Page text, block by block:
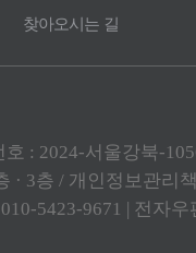
찾아오시는 길
: 2024-서울강북-
· 3층 / 개인정보관리
5423-9671 | 전자우